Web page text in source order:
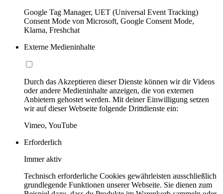
Google Tag Manager, UET (Universal Event Tracking)
Consent Mode von Microsoft, Google Consent Mode,
Klarna, Freshchat
Externe Medieninhalte
Durch das Akzeptieren dieser Dienste können wir dir Videos
oder andere Medieninhalte anzeigen, die von externen
Anbietern gehostet werden. Mit deiner Einwilligung setzen
wir auf dieser Webseite folgende Drittdienste ein:
Vimeo, YouTube
Erforderlich
Immer aktiv
Technisch erforderliche Cookies gewährleisten ausschließlich
grundlegende Funktionen unserer Webseite. Sie dienen zum